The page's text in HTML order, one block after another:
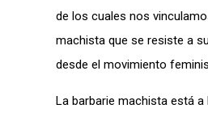
de los cuales nos
machista que se resiste a
desde el movimiento
La barbarie machista está